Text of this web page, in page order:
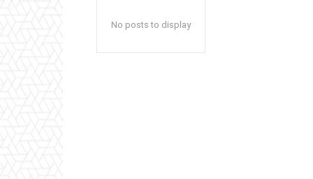
No posts to display